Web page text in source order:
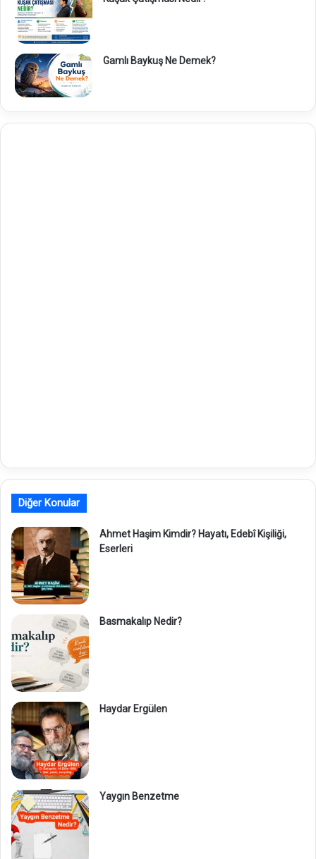
Gamlı Baykuş Ne Demek?
Diğer Konular
Ahmet Haşim Kimdir? Hayatı, Edebî Kişiliği,
Eserleri
Basmakalıp Nedir?
Haydar Ergülen
Yaygın Benzetme